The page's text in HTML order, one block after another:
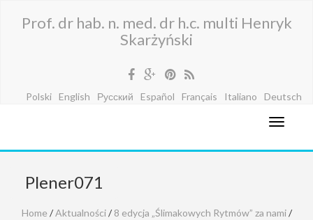
Prof. dr hab. n. med. dr h.c. multi Henryk
Skarżyński
Polski English Русский Español Français Italiano Deutsch
Plener071
Home /Aktualności/ 8 edycja „Ślimakowych Rytmów” za nami/